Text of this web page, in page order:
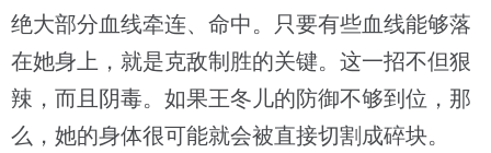
绝大部分血线牵连、命中。只要有些血线能够落
在她身上，就是克敌制胜的关键。这一招不但狠
辣，而且阴毒。如果王冬儿的防御不够到位，那
么，她的身体很可能就会被直接切割成碎块。